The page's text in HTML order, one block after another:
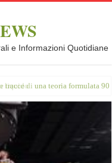
e Informazioni Quotidiane
tracce di una teoria formulata 90